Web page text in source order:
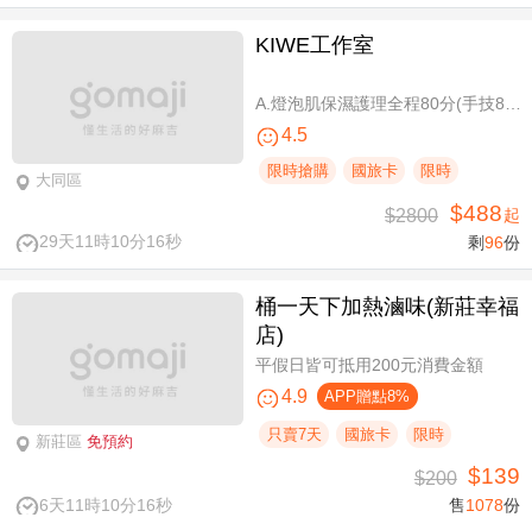
大同區
KIWE工作室
A.燈泡肌保濕護理全程80分(手技80分) / B.薰衣草美白保濕護理 全程80分/ C.排痠精油全身循環按摩共60分(手技60分)/ D.《不限體驗單次券》黃金體態美型平衡(腰腹/臀腿)二選一 全程40分(手技40分)
4.5
限時搶購 國旅卡 限時
29天11時10分16秒
$2800 $488起
剩96份
新莊區 免預約
桶一天下加熱滷味(新莊幸福
店)
平假日皆可抵用200元消費金額
4.9 APP贈點8%
只賣7天 國旅卡 限時
6天11時10分16秒
$200 $139
售1078份